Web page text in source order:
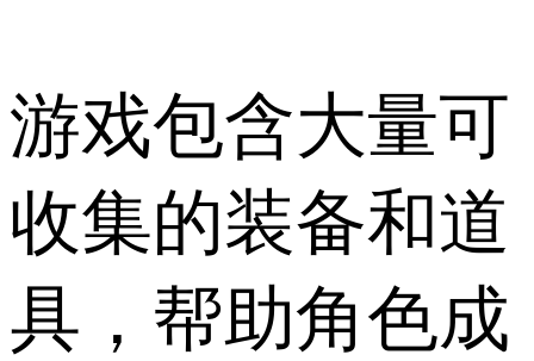
游戏包含大量可
收集的装备和道
具，帮助角色成